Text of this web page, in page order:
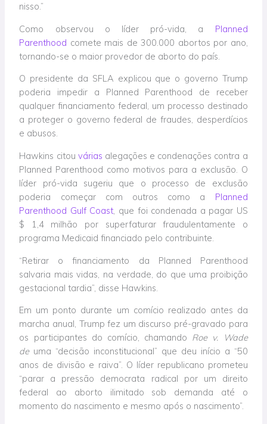
nisso.”
Como observou o líder pró-vida, a Planned
Parenthood comete mais de 300.000 abortos por ano,
tornando-se o maior provedor de aborto do país.
O presidente da SFLA explicou que o governo Trump
poderia impedir a Planned Parenthood de receber
qualquer financiamento federal, um processo destinado
a proteger o governo federal de fraudes, desperdícios
e abusos.
Hawkins citou várias alegações e condenações contra a
Planned Parenthood como motivos para a exclusão. O
líder pró-vida sugeriu que o processo de exclusão
poderia começar com outros como a Planned
Parenthood Gulf Coast, que foi condenada a pagar US
$ 1,4 milhão por superfaturar fraudulentamente o
programa Medicaid financiado pelo contribuinte.
“Retirar o financiamento da Planned Parenthood
salvaria mais vidas, na verdade, do que uma proibição
gestacional tardia”, disse Hawkins.
Em um ponto durante um comício realizado antes da
marcha anual, Trump fez um discurso pré-gravado para
os participantes do comício, chamando Roe v. Wade
deuma “decisão inconstitucional” que deu início a “50
anos de divisão e raiva”. O líder republicano prometeu
“parar a pressão democrata radical por um direito
federal ao aborto ilimitado sob demanda até o
momento do nascimento e mesmo após o nascimento”.